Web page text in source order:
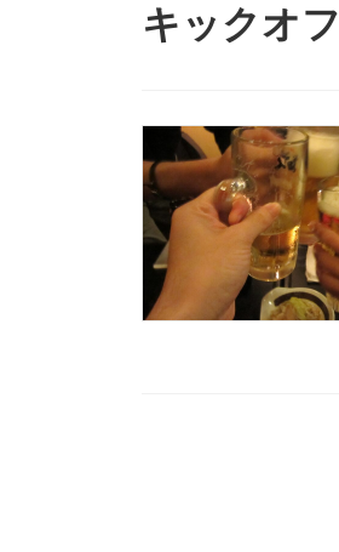
キックオフ